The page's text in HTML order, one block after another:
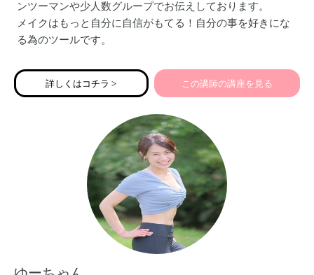
ンツーマンや少人数グループでお伝えしております。
メイクはもっと自分に自信がもてる！自分の事を好きにな
る為のツールです。
たレッスンでご自分で出来るようになって頂いています！
レッスンの受講生は大学生や社会人のファーストメイクか
ションショーのショーメイクまで「魅せる外見を創る」プ
ロとして2012年から活動しております。
詳しくはコチラ > この講師の講座を見る